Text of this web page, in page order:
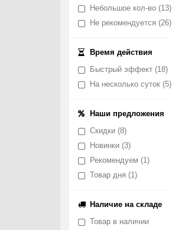
Небольшое кол-во (13)
Не рекомендуется (26)
Время действия
Быстрый эффект (18)
На несколько суток (5)
Наши предложения
Скидки (8)
Новинки (3)
Рекомендуем (1)
Товар дня (1)
Наличие на складе
Товар в наличии